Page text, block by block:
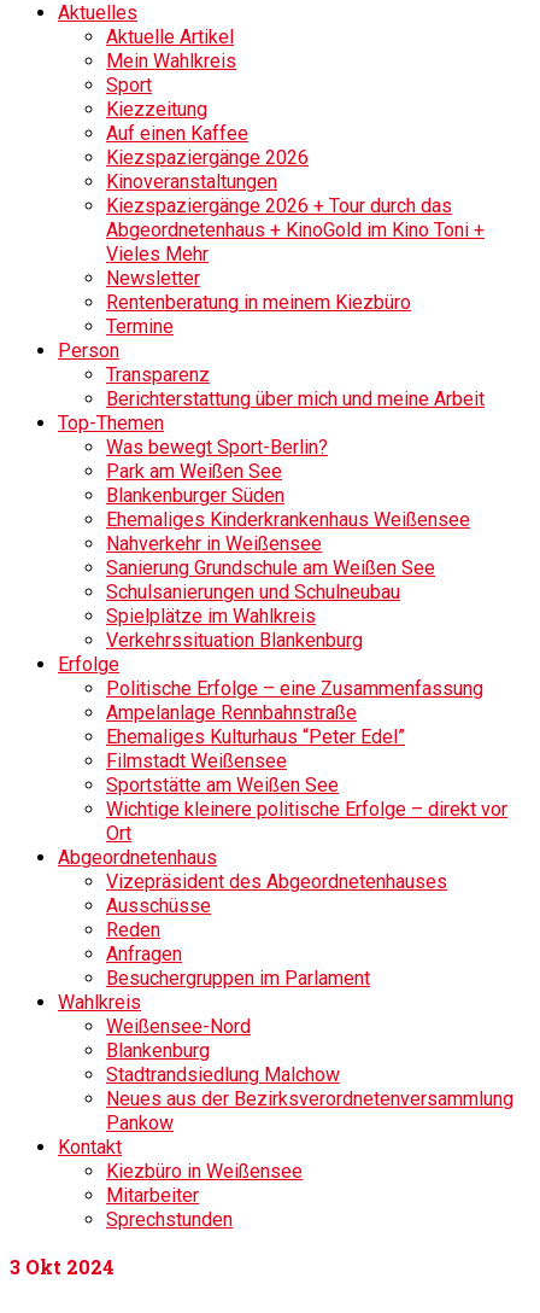
Aktuelles
Aktuelle Artikel
Mein Wahlkreis
Sport
Kiezzeitung
Auf einen Kaffee
Kiezspaziergänge 2026
Kinoveranstaltungen
Kiezspaziergänge 2026 + Tour durch das
Abgeordnetenhaus + KinoGold im Kino Toni +
Vieles Mehr
Newsletter
Rentenberatung in meinem Kiezbüro
Termine
Person
Transparenz
Berichterstattung über mich und meine Arbeit
Top-Themen
Was bewegt Sport-Berlin?
Park am Weißen See
Blankenburger Süden
Ehemaliges Kinderkrankenhaus Weißensee
Nahverkehr in Weißensee
Sanierung Grundschule am Weißen See
Schulsanierungen und Schulneubau
Spielplätze im Wahlkreis
Verkehrssituation Blankenburg
Erfolge
Politische Erfolge – eine Zusammenfassung
Ampelanlage Rennbahnstraße
Ehemaliges Kulturhaus “Peter Edel”
Filmstadt Weißensee
Sportstätte am Weißen See
Wichtige kleinere politische Erfolge – direkt vor
Ort
Abgeordnetenhaus
Vizepräsident des Abgeordnetenhauses
Ausschüsse
Reden
Anfragen
Besuchergruppen im Parlament
Wahlkreis
Weißensee-Nord
Blankenburg
Stadtrandsiedlung Malchow
Neues aus der Bezirksverordnetenversammlung
Pankow
Kontakt
Kiezbüro in Weißensee
Mitarbeiter
Sprechstunden
3 Okt 2024